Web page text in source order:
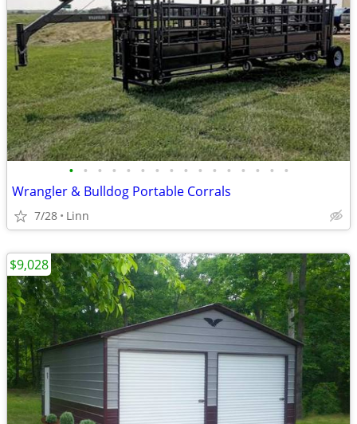
• • • • • • • • • • • • • • • •
Wrangler & Bulldog Portable Corrals
7/28 Linn
$9,028